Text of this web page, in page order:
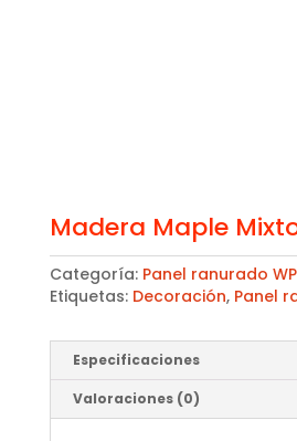
Madera Maple
Categoría: Panel ranurado
Etiquetas: Decoración, Panel
Especificaciones
Valoraciones (0)